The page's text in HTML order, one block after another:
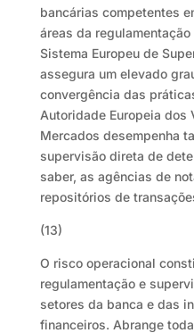
bancárias competentes
áreas da
Sistema Europeu de
assegura um elevado
convergência das
Autoridade Europeia dos
Mercados desempenha
supervisão direta de
saber, as agências de
repositórios de
(13)
O risco operacional
regulamentação e
setores da banca e das
financeiros. Abrange